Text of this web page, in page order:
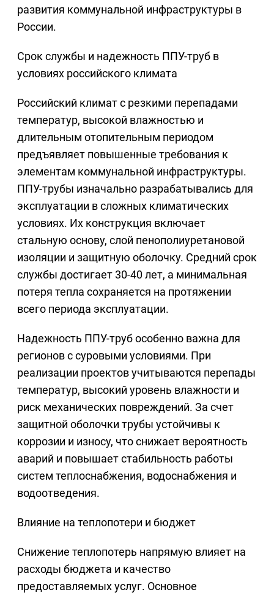
развития коммунальной инфраструктуры в
России.
Срок службы и надежность ППУ-труб в
условиях российского климата
Российский климат с резкими перепадами
температур, высокой влажностью и
длительным отопительным периодом
предъявляет повышенные требования к
элементам коммунальной инфраструктуры.
ППУ-трубы изначально разрабатывались для
эксплуатации в сложных климатических
условиях. Их конструкция включает
стальную основу, слой пенополиуретановой
изоляции и защитную оболочку. Средний срок
службы достигает 30-40 лет, а минимальная
потеря тепла сохраняется на протяжении
всего периода эксплуатации.
Надежность ППУ-труб особенно важна для
регионов с суровыми условиями. При
реализации проектов учитываются перепады
температур, высокий уровень влажности и
риск механических повреждений. За счет
защитной оболочки трубы устойчивы к
коррозии и износу, что снижает вероятность
аварий и повышает стабильность работы
систем теплоснабжения, водоснабжения и
водоотведения.
Влияние на теплопотери и бюджет
Снижение теплопотерь напрямую влияет на
расходы бюджета и качество
предоставляемых услуг. Основное